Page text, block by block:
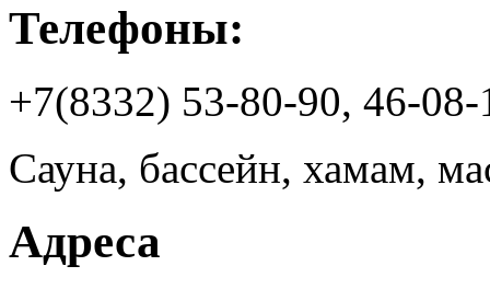
Телефоны:
+7(8332) 53-80-90, 46-08-
Сауна, бассейн, хамам,
Адреса